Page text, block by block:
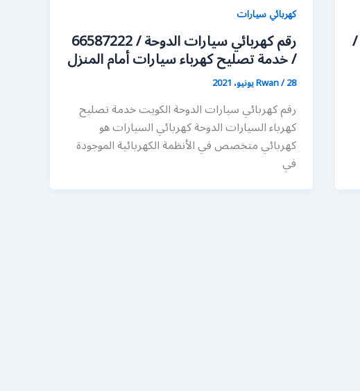
رقم كهربائي سيارات الظهر / 66587222 /
كهربائي سيارات
رقم كهربائي سيارات الدوحة / 66587222
/ خدمة تصليح كهرباء سيارات أمام المنزل
Rwan/28 يونيو، 2021
رقم كهربائي سيارات الدوحة الكويت خدمة تصليح
كهرباء السيارات الدوحة كهربائي السيارات هو
كهربائي متخصص في الأنظمة الكهربائية الموجودة
في